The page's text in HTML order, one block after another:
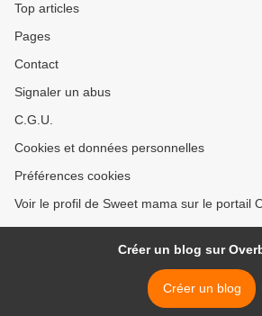
Top articles
Pages
Contact
Signaler un abus
C.G.U.
Cookies et données personnelles
Préférences cookies
Voir le profil de Sweet mama sur le portail
Créer un blog sur
Créer un blog